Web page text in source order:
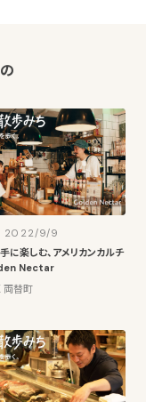
2022/9/9
に楽しむ、アメリカンカルチ
Nectar
両替町